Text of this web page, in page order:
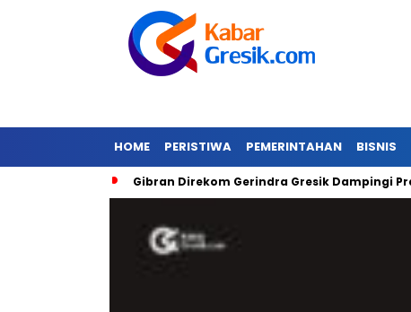
HOME PERISTIWA PEMERINTAHAN BISNIS
Gibran Direkom Gerindra Gresik Dampingi Prabowo